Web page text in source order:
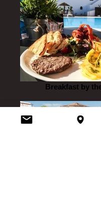
Breakfast by